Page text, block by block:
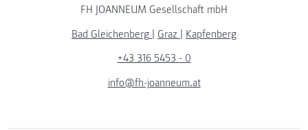
FH JOANNEUM Gesellschaft mbH
Bad Gleichenberg | Graz | Kapfenberg
+43 316 5453 - 0
info@fh-joanneum.at